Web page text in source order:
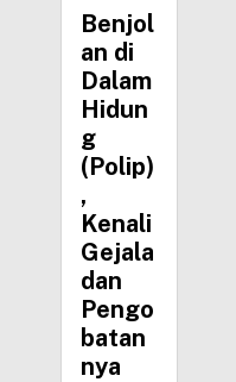
Benjol
an di
Dalam
Hidun
g
(Polip)
,
Kenali
Gejala
dan
Pengo
batan
nya